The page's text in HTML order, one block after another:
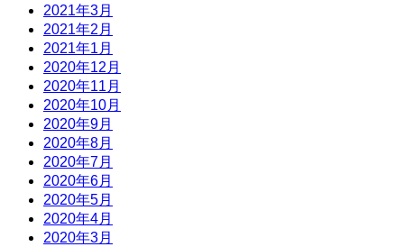
2021年3月
2021年2月
2021年1月
2020年12月
2020年11月
2020年10月
2020年9月
2020年8月
2020年7月
2020年6月
2020年5月
2020年4月
2020年3月